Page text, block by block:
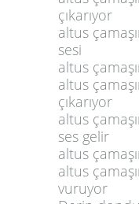
çıkarıyor
altus
sesi
altus
altus
çıkarıyor
altus
ses gelir
altus
altus
vuruyor